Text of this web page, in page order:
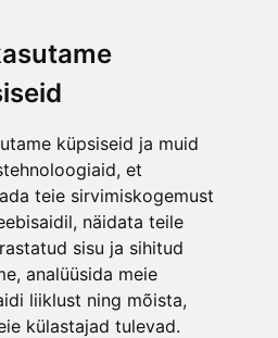
küpsiseid ja muid
et
teie sirvimiskogemust
näidata teile
sisu ja sihitud
analüüsida meie
liiklust ning mõista,
külastajad tulevad.
EHISe ID: 8332 Helista
või kirjuta aadressil